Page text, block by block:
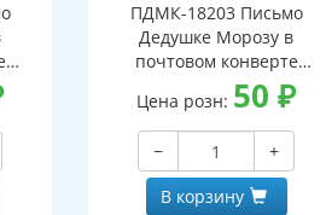
ПДМК-18203 Письмо
Дедушке Морозу в
почтовом конверте
(конверт, письмо с текстом
и раскраской на обороте,
вырубная фигурка)
Цена розн: 50₽
−
+
В корзину